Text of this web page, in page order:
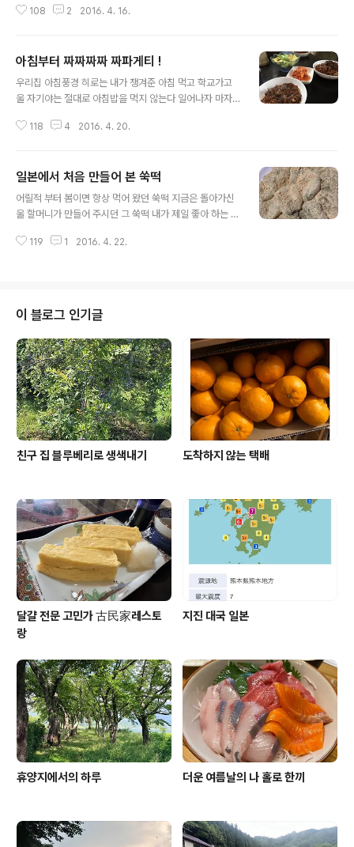
되고 안넣어도 되지만 중국요리에 많이 쓰이는 팔각이라는
각나는 떡은 당연 쑥떡이다콩고물 듬뿍 묻힌 쑥떡이 넘 그
다 쑥하면 쑥떡인데 방앗간이 없는 일본에서 그림의 떡 얼
마전 블친님들이 쑥 버무리도 맛있다는 댓글을 많이 넘겨
주셨다 어렸을때부터 쑥떡은 많이 먹었었는데 쑥 버무리
해 보니 쓱 버무리는 만들수 있을것 같은 느낌이 팍 온다 문
108 2 2016. 4. 16.
아침부터 짜짜짜짜 짜파게티 !
우리집 아침풍경 히로는 내가 챙겨준 아침 먹고 학교가고
울 자기야는 절대로 아침밥을 먹지 않는다 일어나자 마자
락거리다 보면 지각한다나 어쩐다나 그럼 조금만 더 일찍
론 샌드위치 때론 빵 등등 회사 출근후 업무 시작하기전 간
단히 먹을수 있도록 준비를 해 주고 있다 집에서 법 먹고 가
면 배 아파서 싫고 회사 도착하면 딱 먹기 좋은 시간이라나
간다고 하고 회사 가지 않고 바로 비행기 타면 되니 자기야
118 4 2016. 4. 20.
일본에서 처음 만들어 본 쑥떡
어릴적 부터 봄이면 항상 먹어 왔던 쑥떡 지금은 돌아가신
울 할머니가 만들어 주시던 그 쑥떡 내가 제일 좋아 하는 떡
냥 바라만 볼 뿐 추억속의 쑥떡을 그리워 하기만 했었다 일
무리도 성공 했는데 까짓껏 무조건 도전 해 보기로 했다 고
소한 콩고물 듬뿍 묻힌 쑥 떡에 ... 쑥을 뜯어다가 푹푹 푹 잘
삶은후 물기를 꼭 짜고 잘 갈아 주었다 떡 방앗간이 없으니
쌀가루를 빻아 올수가 없다 그렇다면 방법은 ... 찹쌀을 물
에다 잘 불린후 일단 밥솥에다 넣고 찰밥 만들기 찰밥에다
설탕이랑 ..
119 1 2016. 4. 22.
이 블로그 인기글
친구 집 블루베리로 생색내기 도착하지 않는 택배
달걀 전문 고민가 古民家레스토
랑
지진 대국 일본
휴양지에서의 하루 더운 여름날의 나 홀로 한끼